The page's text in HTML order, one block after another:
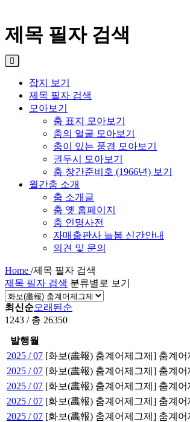
제목 필자 검색
잡지 보기
제목 필자 검색
모아보기
춤 표지 모아보기
춤의 얼굴 모아보기
춤이 있는 풍경 모아보기
권두시 모아보기
춤 창간준비호 (1966년) 보기
월간춤 소개
춤 소개글
춤 옛 홈페이지
춤 인명사전
자매출판사 늘봄 신간안내
의견 및 문의
Home /제목 필자 검색
제목 필자 검색 분류별로 보기
최신순오래된순
1243 / 총 26350
발행월
2025 / 07 [화보(畵報) 춤계어제그제] 춤계
2025 / 07 [화보(畵報) 춤계어제그제] 춤계
2025 / 07 [화보(畵報) 춤계어제그제] 춤계어
2025 / 07 [화보(畵報) 춤계어제그제] 춤계
2025 / 07 [화보(畵報) 춤계어제그제] 춤계